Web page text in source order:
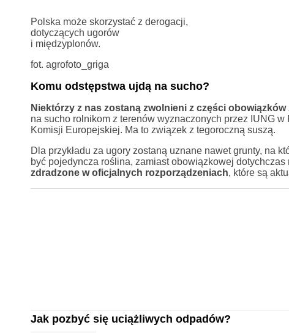
Polska może skorzystać z derogacji,
dotyczących ugorów
i międzyplonów.
fot. agrofoto_griga
Komu odstępstwa ujdą na sucho?
Niektórzy z nas zostaną zwolnieni z części
na sucho rolnikom z terenów wyznaczonych przez IUNG
Komisji Europejskiej. Ma to związek z tegoroczną suszą.
Dla przykładu za ugory zostaną uznane nawet grunty, na
być pojedyncza roślina, zamiast obowiązkowej
zdradzone w oficjalnych rozporządzeniach, które są
Jak pozbyć się uciążliwych odpadów?